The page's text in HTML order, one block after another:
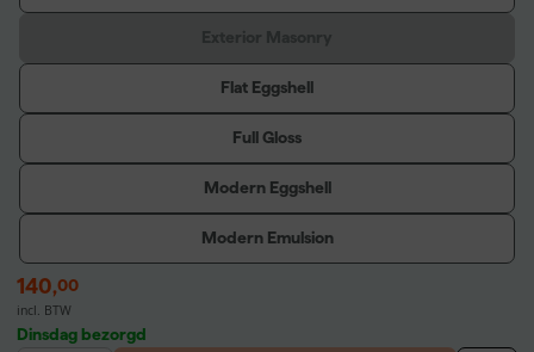
Flat Eggshell
Full Gloss
Modern Eggshell
Modern Emulsion
140,00
incl. BTW
Dinsdag bezorgd